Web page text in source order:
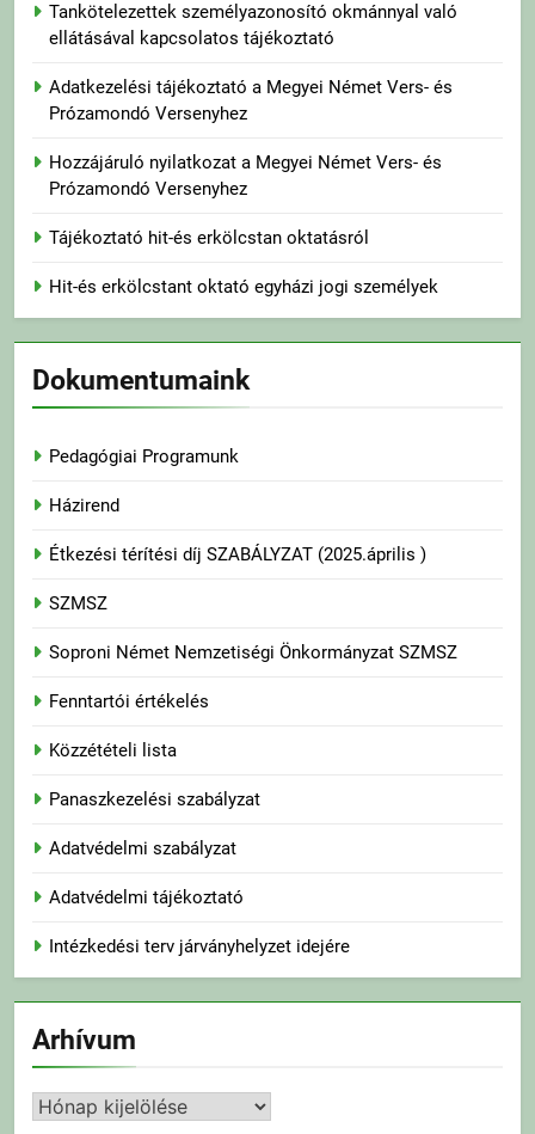
Tankötelezettek személyazonosító okmánnyal való
ellátásával kapcsolatos tájékoztató
Adatkezelési tájékoztató a Megyei Német Vers- és
Prózamondó Versenyhez
Hozzájáruló nyilatkozat a Megyei Német Vers- és
Prózamondó Versenyhez
Tájékoztató hit-és erkölcstan oktatásról
Hit-és erkölcstant oktató egyházi jogi személyek
Dokumentumaink
Pedagógiai Programunk
Házirend
Étkezési térítési díj SZABÁLYZAT (2025.április )
SZMSZ
Soproni Német Nemzetiségi Önkormányzat SZMSZ
Fenntartói értékelés
Közzétételi lista
Panaszkezelési szabályzat
Adatvédelmi szabályzat
Adatvédelmi tájékoztató
Intézkedési terv járványhelyzet idejére
Arhívum
Arhívum